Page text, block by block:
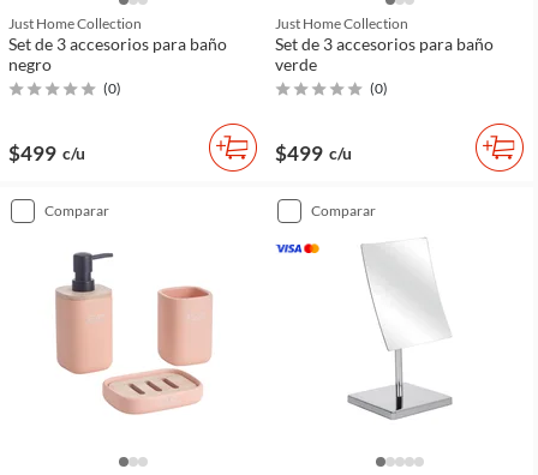
Just Home Collection
Set de 3 accesorios para baño
negro
(0)
$499 c/u
Just Home Collection
Set de 3 accesorios para baño
verde
(0)
$499 c/u
comparar comparar